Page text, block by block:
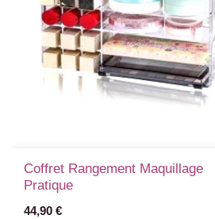
Coffret Rangement Maquillage
Pratique
44,90 €